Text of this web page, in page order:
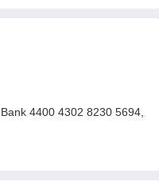
4400 4302 8230 5694,